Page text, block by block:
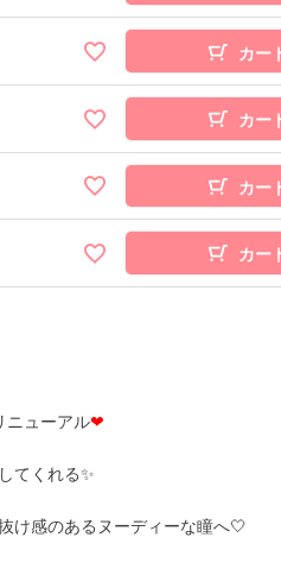
カー
カー
カー
カー
ニューアル❤
てくれる✨
け感のあるヌーディーな瞳へ🤍